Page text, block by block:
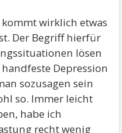
wirklich etwas
Der Begriff hierfür
lösen
Depression
sozusagen sein
so. Immer leicht
habe ich
recht wenig